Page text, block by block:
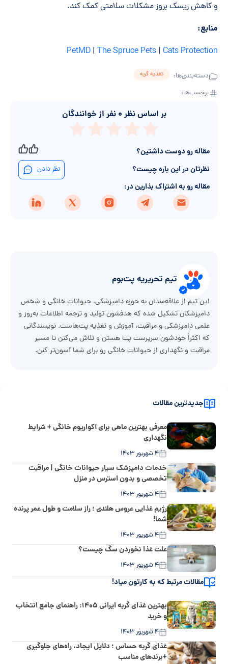
و کاهش ریسک بروز مشکلات سلامتی کمک کند.
منابع:
PetMD | The Spruce Pets | Cats Protection
دسته‌بندی‌ها: تغذیه گربه
برچسب‌ها:
بر اساس نظر ۰ نفر از خوانندگان
مقاله رو دوست داشتین؟
نظرتان در این باره چیست؟
نظر دادن
مقاله رو به اشتراک بذارین در:
تیم تحریریه پت‌بوم
این تیم از علاقه‌مندان به حوزه دامپزشکی، حیوانات خانگی و شخص
دامپزشکان تشکیل شده که هدفشون تولید و ترجمه اطلاعات به‌روز و
علمی دامپزشکی و مراقبت، آموزش و تغذیه پت‌هاست. نویسندگانی
که اکثراً خودشون سرپرست پت هستن و تلاش می‌کنن تا مسیر
مراقبت و نگهداری از حیوانات خانگی رو برای شما آسون‌تر کنن.
جدیدترین مقالات
معرفی بهترین ماهی برای آکواریوم خانگی + شرایط
نگهداری
۴ شهریور ۱۴۰۳
خدمات دامپزشک سیار حیوانات خانگی | مراقبت
تخصصی و بدون استرس در منزل
۴ شهریور ۱۴۰۳
رژیم غذایی عروس هلندی ؛ راز سلامت و طول عمر پرنده
شما!
۴ شهریور ۱۴۰۳
علت غذا نخوردن سگ چیست؟
۴ شهریور ۱۴۰۳
مقالات مرتبط که به کارتون میاد!
بهترین غذای گربه ایرانی ۱۴۰۵: راهنمای جامع انتخاب
و خرید
۴ شهریور ۱۴۰۳
غذای گربه حساس ؛ دلایل ایجاد، راه‌های جلوگیری
+برندهای مناسب